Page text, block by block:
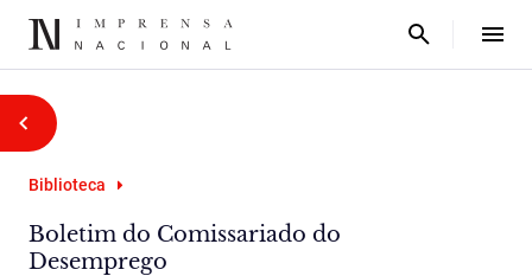
Biblioteca
Boletim do Comissariado do
Desemprego